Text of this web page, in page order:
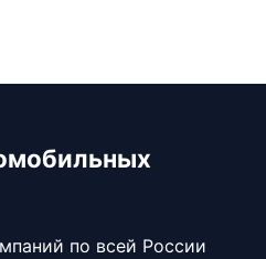
по всей России